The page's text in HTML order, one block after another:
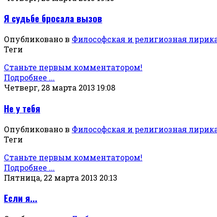
Я судьбе бросала вызов
Опубликовано в Философская и религиозная
Теги
Станьте первым комментатором!
Подробнее ...
Четверг, 28 марта 2013 19:08
Не у тебя
Опубликовано в Философская и религиозная
Теги
Станьте первым комментатором!
Подробнее ...
Пятница, 22 марта 2013 20:13
Если я...